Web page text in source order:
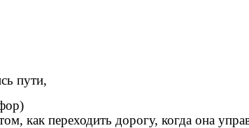
пути,
как переходить дорогу, когда она